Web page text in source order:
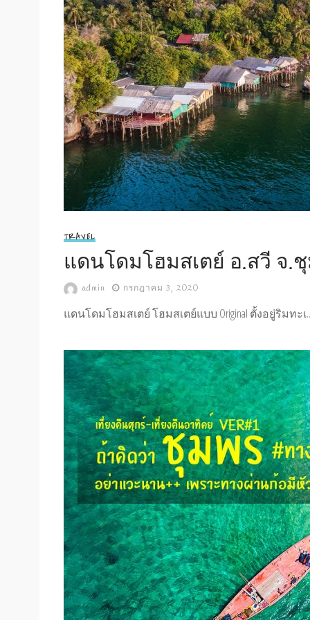
TRAVEL
แดนโดมโฮมสเตย์ อ.สวี จ.
admin กรกฎาคม 3, 2020
แดนโดมโฮมสเตย์ โฮมสเตย์แบบ Original ตั้งอยู่ริมทะเ